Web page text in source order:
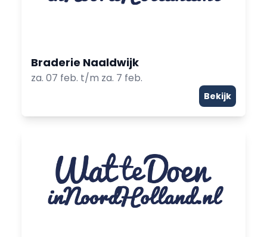
Braderie Naaldwijk
za. 07 feb. t/m za. 7 feb.
Bekijk